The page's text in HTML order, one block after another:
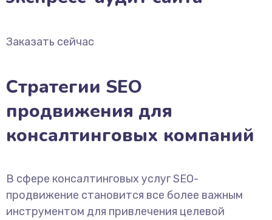
Заказать сейчас
Стратегии SEO
продвижения для
консалтинговых компаний
В сфере консалтинговых услуг SEO-
продвижение становится все более важным
инструментом для привлечения целевой